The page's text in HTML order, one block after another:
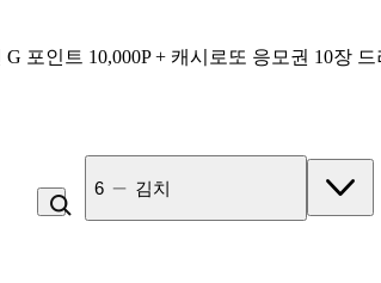
G 포인트 10,000P + 캐시로또 응모권 10장 드
7 고100 촉촉 고구마 스틱